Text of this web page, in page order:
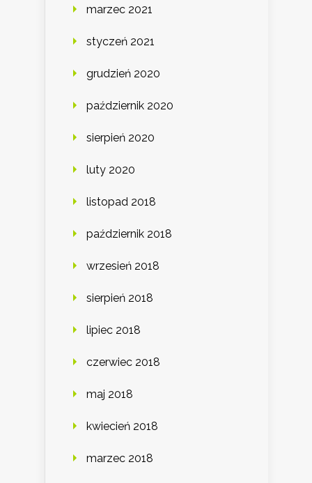
marzec 2021
styczeń 2021
grudzień 2020
październik 2020
sierpień 2020
luty 2020
listopad 2018
październik 2018
wrzesień 2018
sierpień 2018
lipiec 2018
czerwiec 2018
maj 2018
kwiecień 2018
marzec 2018